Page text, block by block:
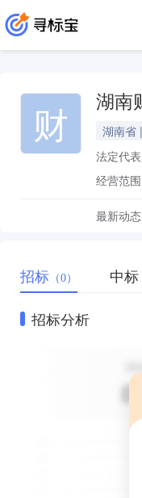
财 湖南
湖南省
法定代表
经营范围
最新动态
招标 （0） 中标
招标分析